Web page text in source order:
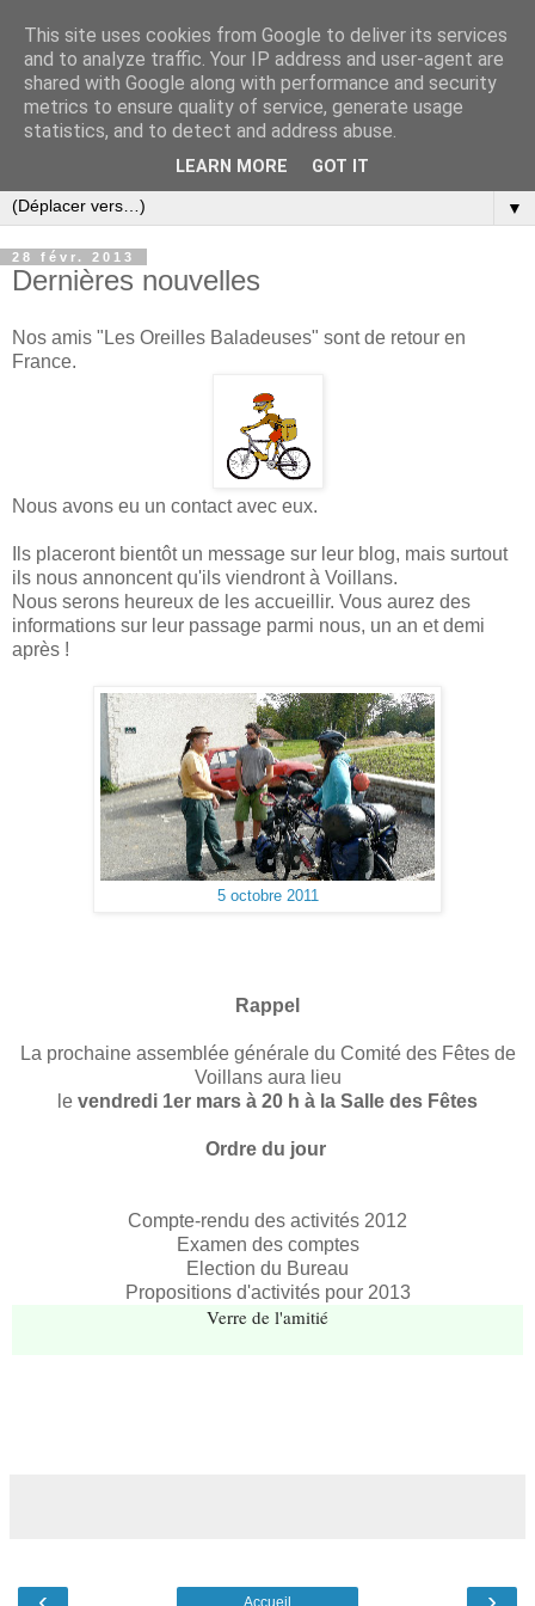
▼
28 févr. 2013
Dernières nouvelles
Nos amis "Les Oreilles Baladeuses" sont de retour en
France.
Nous avons eu un contact avec eux.
Ils placeront bientôt un message sur leur blog, mais surtout
ils nous annoncent qu'ils viendront à Voillans.
Nous serons heureux de les accueillir. Vous aurez des
informations sur leur passage parmi nous, un an et demi
après !
5 octobre 2011
Rappel
La prochaine assemblée générale du Comité des Fêtes de
Voillans aura lieu
le vendredi 1er mars à 20 h à la Salle des Fêtes
Ordre du jour
Compte-rendu des activités 2012
Examen des comptes
Election du Bureau
Propositions d'activités pour 2013
Verre de l'amitié
Accueil
This site uses cookies from Google to deliver its services
and to analyze traffic. Your IP address and user-agent are
shared with Google along with performance and security
metrics to ensure quality of service, generate usage
statistics, and to detect and address abuse.
LEARN MORE GOT IT